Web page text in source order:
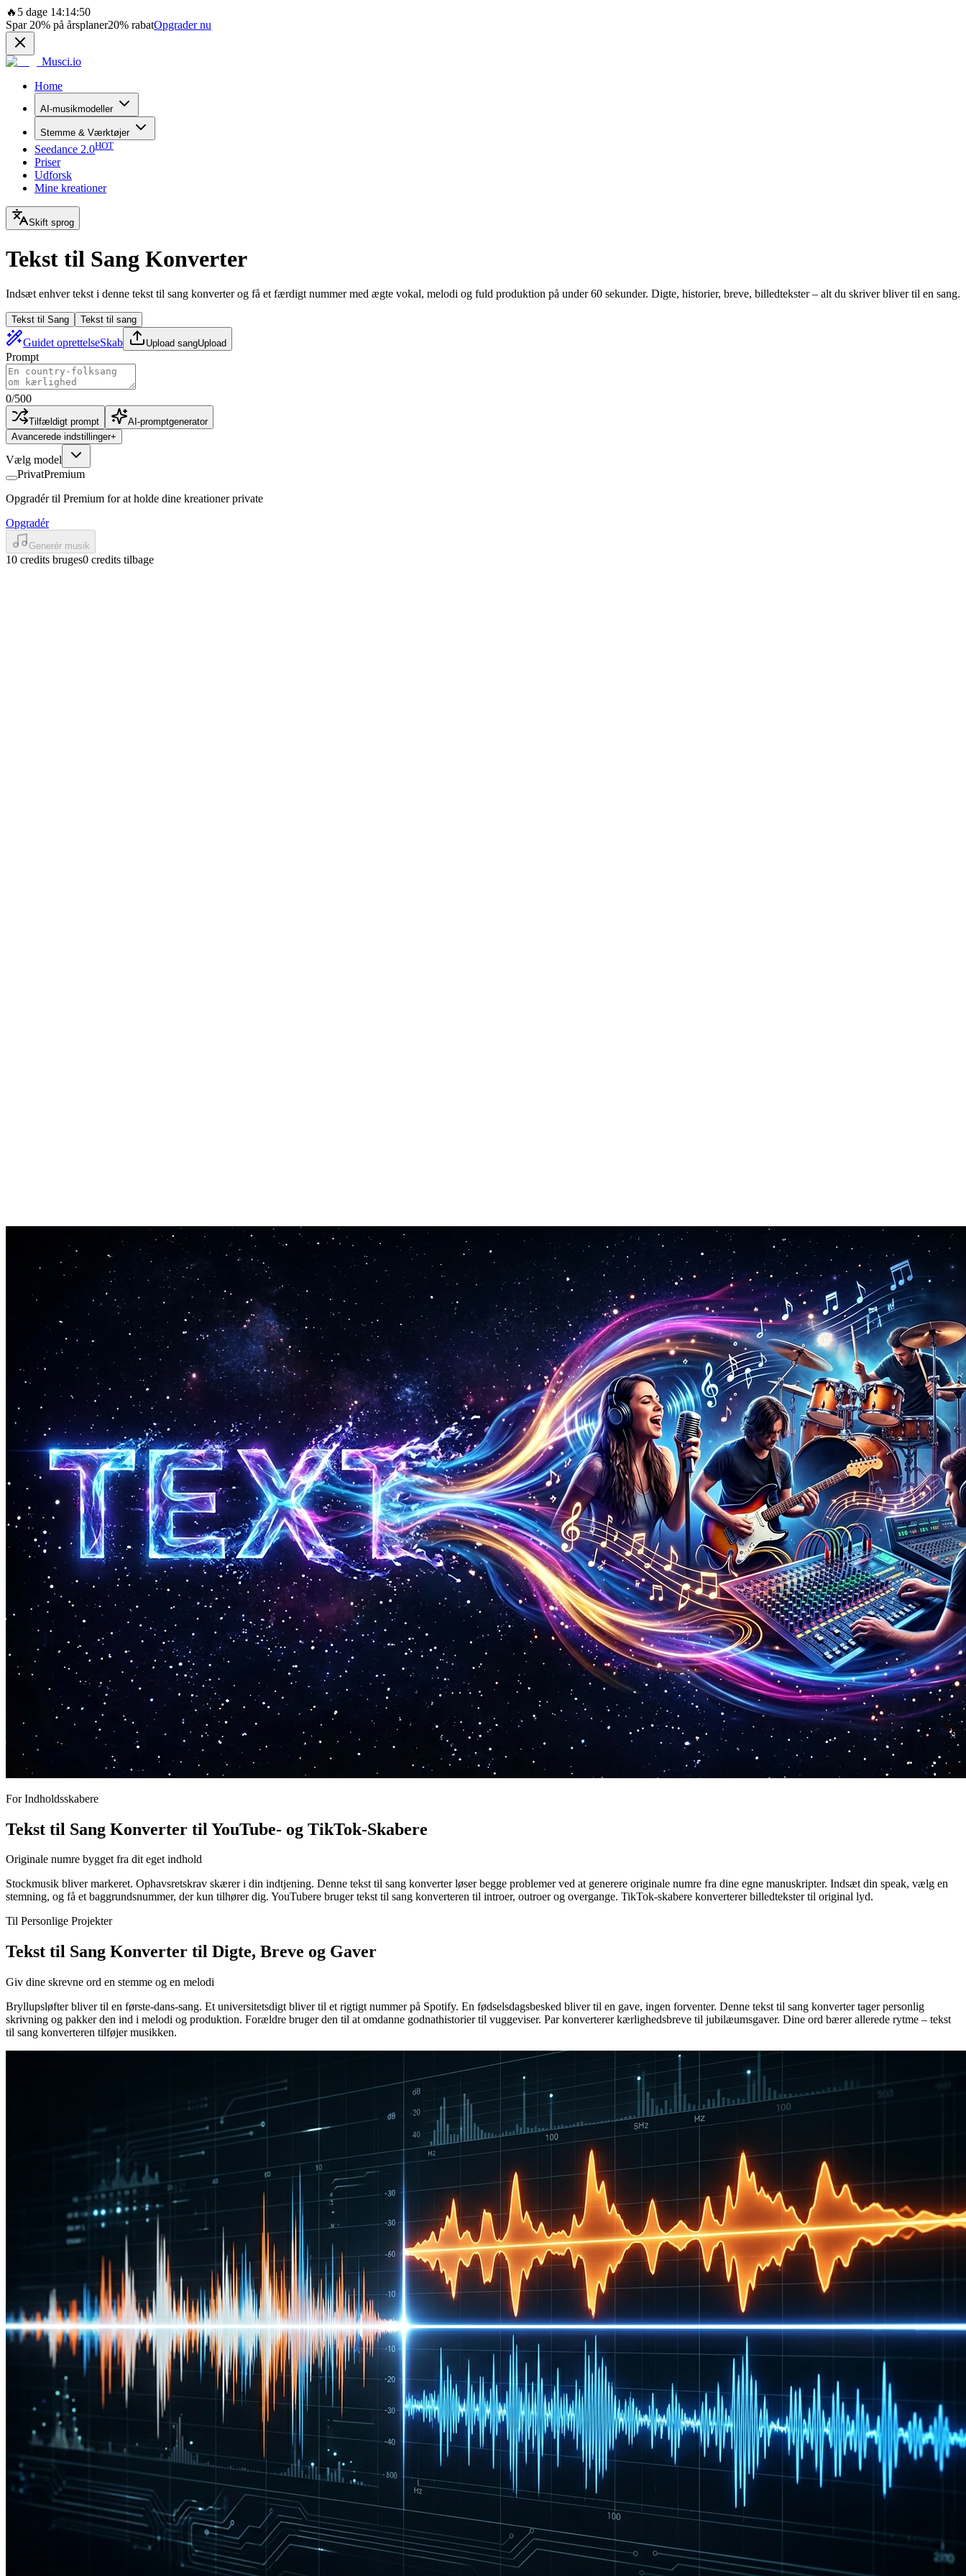
🔥 5 dage 14:14:50
Spar 20% på årsplaner20% rabatOpgrader nu
Musci.io
Home
AI-musikmodeller
Stemme & Værktøjer
Seedance 2.0HOT
Priser
Udforsk
Mine kreationer
Skift sprog
Tekst til Sang Konverter
Indsæt enhver tekst i denne tekst til sang konverter og få et færdigt nummer med ægte vokal, melodi og fuld produktion på under 60 sekunder. Digte, historier, breve, billedtekster – alt du skriver bliver til en sang.
Tekst til Sang Tekst til sang
Guidet oprettelseSkab Upload sangUpload
Prompt
0/500
Tilfældigt prompt
AI-promptgenerator
Avancerede indstillinger+
Vælg model
PrivatPremium
Opgradér til Premium for at holde dine kreationer private
Opgradér
Generér musik
10 credits bruges0 credits tilbage
For Indholdsskabere
Tekst til Sang Konverter til YouTube- og TikTok-Skabere
Originale numre bygget fra dit eget indhold
Stockmusik bliver markeret. Ophavsretskrav skærer i din indtjening. Denne tekst til sang konverter løser begge problemer ved at generere originale numre fra dine egne manuskripter. Indsæt din speak, vælg en
stemning, og få et baggrundsnummer, der kun tilhører dig. YouTubere bruger tekst til sang konverteren til introer, outroer og overgange. TikTok-skabere konverterer billedtekster til original lyd.
Til Personlige Projekter
Tekst til Sang Konverter til Digte, Breve og Gaver
Giv dine skrevne ord en stemme og en melodi
Bryllupsløfter bliver til en første-dans-sang. Et universitetsdigt bliver til et rigtigt nummer på Spotify. En fødselsdagsbesked bliver til en gave, ingen forventer. Denne tekst til sang konverter tager personlig
skrivning og pakker den ind i melodi og produktion. Forældre bruger den til at omdanne godnathistorier til vuggeviser. Par konverterer kærlighedsbreve til jubilæumsgaver. Dine ord bærer allerede rytme – tekst
til sang konverteren tilføjer musikken.